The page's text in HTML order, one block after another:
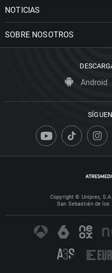
NOTICIAS
SOBRE NOSOTROS
Android
Copyright © Uniprex,
San Sebastián de los